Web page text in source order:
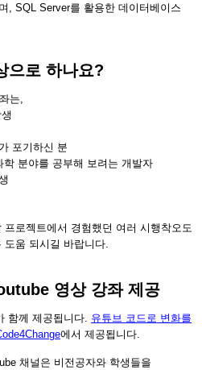
, SQL Server를 활용한 데이터베이스
으로 하나요?
는,
포기하신 분
분야를 공부해 보려는 개발자
로젝트에서 경험했던 여러 시행착오도
움 되시길 바랍니다.
영상 강좌 제공
함께 제공됩니다. 유튜브 코드로 변화를
에서 제공됩니다.
채널은 비전공자와 학생들을